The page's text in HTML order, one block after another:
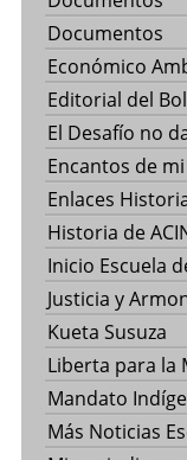
Documentos
Económico
Editorial del
El Desafío no
Encantos de
Enlaces
Historia de
Inicio Escuela
Justicia y
Kueta Susuza
Liberta para la
Mandato
Más Noticias